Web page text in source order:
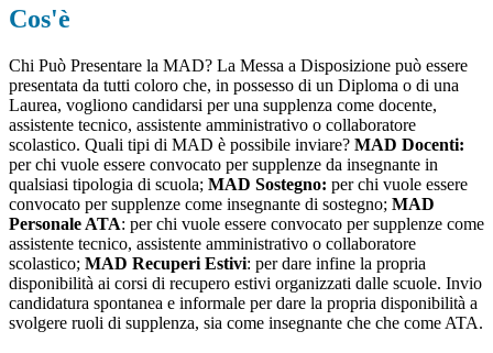
Cos'è
Chi Può Presentare la MAD? La Messa a Disposizione può essere
presentata da tutti coloro che, in possesso di un Diploma o di una
Laurea, vogliono candidarsi per una supplenza come docente,
assistente tecnico, assistente amministrativo o collaboratore
scolastico. Quali tipi di MAD è possibile inviare? MAD Docenti:
per chi vuole essere convocato per supplenze da insegnante in
qualsiasi tipologia di scuola; MAD Sostegno: per chi vuole essere
convocato per supplenze come insegnante di sostegno; MAD
Personale ATA: per chi vuole essere convocato per supplenze come
assistente tecnico, assistente amministrativo o collaboratore
scolastico; MAD Recuperi Estivi: per dare infine la propria
disponibilità ai corsi di recupero estivi organizzati dalle scuole. Invio
candidatura spontanea e informale per dare la propria disponibilità a
svolgere ruoli di supplenza, sia come insegnante che che come ATA.